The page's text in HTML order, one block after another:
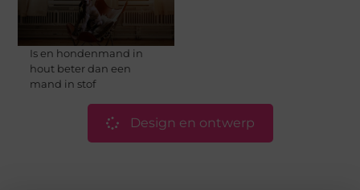
Is en hondenmand in
hout beter dan een
mand in stof
Design en ontwerp